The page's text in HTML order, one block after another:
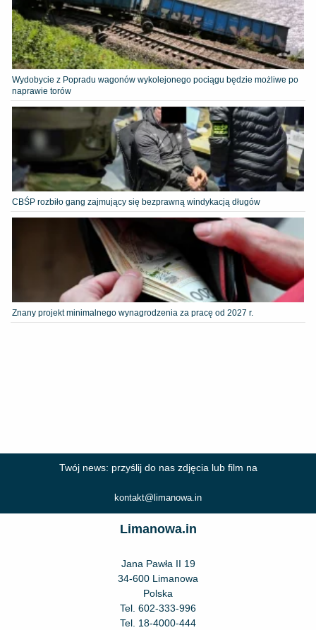
Wydobycie z Popradu wagonów wykolejonego pociągu będzie możliwe po
naprawie torów
CBŚP rozbiło gang zajmujący się bezprawną windykacją długów
Znany projekt minimalnego wynagrodzenia za pracę od 2027 r.
Twój news: przyślij do nas zdjęcia lub film na
kontakt@limanowa.in
Limanowa.in
Jana Pawła II 19
34-600 Limanowa
Polska
Tel. 602-333-996
Tel. 18-4000-444